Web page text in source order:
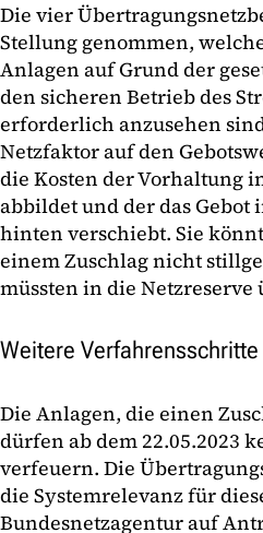
Die vier
Stellung genommen,
Anlagen auf Grund der
den sicheren Betrieb des
erforderlich anzusehen
Netzfaktor auf den
die Kosten der Vorhaltung
abbildet und der das Gebot
hinten verschiebt. Sie
einem Zuschlag nicht
müssten in die
Weitere Verfahrensschritte
Die Anlagen, die einen
dürfen ab dem 22.05.2023
verfeuern. Die
die Systemrelevanz für
Bundesnetzagentur auf